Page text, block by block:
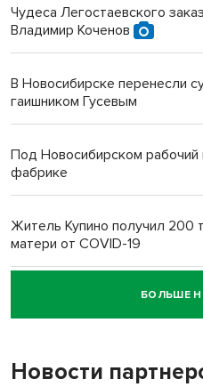
Чудеса Легостаевского
Владимир Коченов
В Новосибирске перенесли
гаишником Гусевым
Под Новосибирском рабочий
фабрике
Житель Купино получил 200
матери от COVID-19
Новосибирский суд наказал
пенсионерки на вокзале
БОЛЬШЕ
Новости